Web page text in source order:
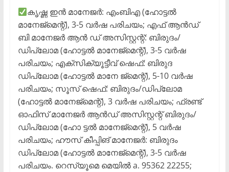
കൃഷ്ണ ഇൻ മാനേജർ: എംബിഎ (ഹോട്ടൽ
മാനേജ്മെന്റ്), 3-5 വർഷ പരിചയം; എഫ് ആൻഡ്
ബി മാനേജർ ആൻ ഡ് അസിസ്റ്റന്റ്: ബിരുദം/
ഡിപ്ലോമ (ഹോട്ടൽ മാനേജ്മെന്റ്), 3-5 വർഷ
പരിചയം; എക്സിക്യൂട്ടീവ് ഷെഫ്: ബിരുദ
ഡിപ്ലോമ (ഹോട്ടൽ മാനേ ജ്മെന്റ്), 5-10 വർഷ
പരിചയം; സൂസ് ഷെഫ്: ബിരുദം/ഡിപ്ലോമ
(ഹോട്ടൽ മാനേജ്മെന്റ്), 3 വർഷ പരിചയം; ഫ്രണ്ട്
ഓഫിസ് മാനേജർ ആൻഡ് അസിസ്റ്റന്റ് ബിരുദം/
ഡിപ്ലോമ (ഹോ ട്ടൽ മാനേജ്മെന്റ്), 5 വർഷ
പരിചയം; ഹൗസ് കീപ്പിങ് മാനേജർ: ബിരുദം
ഡിപ്ലോമ (ഹോട്ടൽ മാനേജ്മെന്റ്), 3-5 വർഷ
പരിചയം. റെസ്യൂമെ മെയിൽ a. 95362 22255;